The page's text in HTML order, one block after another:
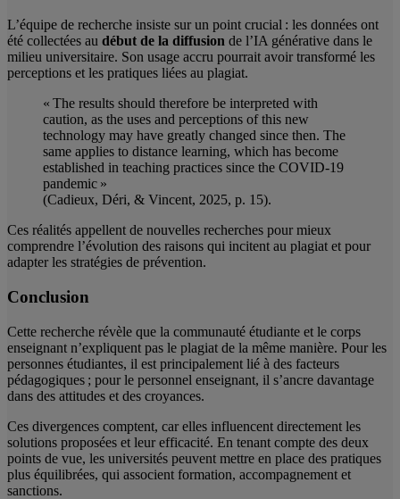
L’équipe de recherche insiste sur un point crucial : les données ont
été collectées au début de la diffusion de l’IA générative dans le
milieu universitaire. Son usage accru pourrait avoir transformé les
perceptions et les pratiques liées au plagiat.
« The results should therefore be interpreted with
caution, as the uses and perceptions of this new
technology may have greatly changed since then. The
same applies to distance learning, which has become
established in teaching practices since the COVID-19
pandemic »
(Cadieux, Déri, & Vincent, 2025, p. 15).
Ces réalités appellent de nouvelles recherches pour mieux
comprendre l’évolution des raisons qui incitent au plagiat et pour
adapter les stratégies de prévention.
Conclusion
Cette recherche révèle que la communauté étudiante et le corps
enseignant n’expliquent pas le plagiat de la même manière. Pour les
personnes étudiantes, il est principalement lié à des facteurs
pédagogiques ; pour le personnel enseignant, il s’ancre davantage
dans des attitudes et des croyances.
Ces divergences comptent, car elles influencent directement les
solutions proposées et leur efficacité. En tenant compte des deux
points de vue, les universités peuvent mettre en place des pratiques
plus équilibrées, qui associent formation, accompagnement et
sanctions.